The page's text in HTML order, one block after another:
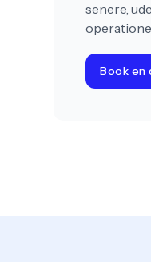
senere,
Book en